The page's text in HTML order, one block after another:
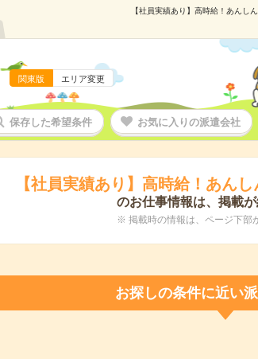
【社員実績あり】高時給！あんし
関東版 エリア変更
保存した希望条件 お気に入りの派遣会社
【社員実績あり】高時給！あん
のお仕事情報は、掲載が
※ 掲載時の情報は、ページ下部
お探しの条件に近い